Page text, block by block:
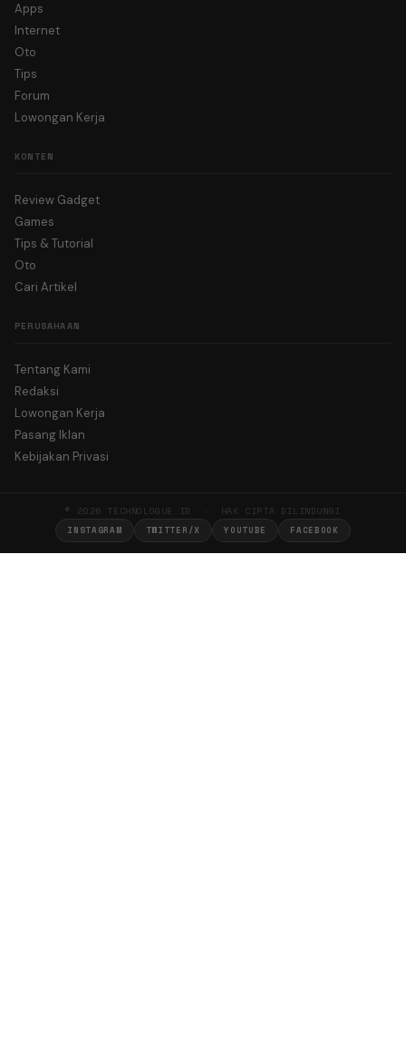
Apps
Internet
Oto
Tips
Forum
Lowongan Kerja
KONTEN
Review Gadget
Games
Tips & Tutorial
Oto
Cari Artikel
PERUSAHAAN
Tentang Kami
Redaksi
Lowongan Kerja
Pasang Iklan
Kebijakan Privasi
© 2026 TECHNOLOGUE.ID · HAK CIPTA DILINDUNGI
INSTAGRAM TWITTER/X YOUTUBE FACEBOOK